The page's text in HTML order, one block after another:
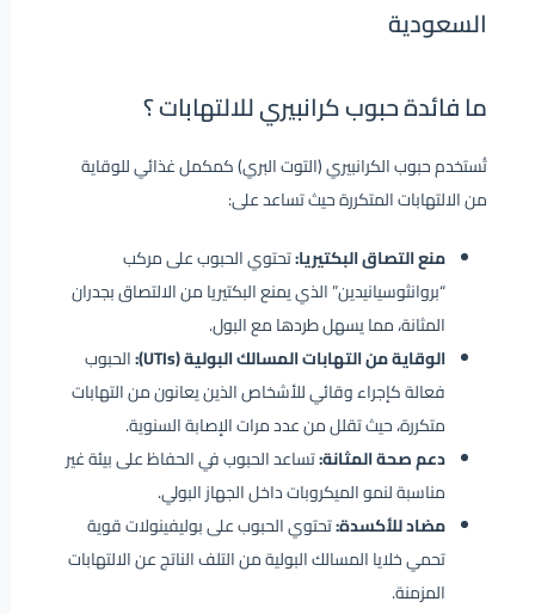
السعودية
ما فائدة حبوب كرانبيري للالتهابات ؟
تُستخدم حبوب الكرانبيري (التوت البري) كمكمل غذائي للوقاية
من الالتهابات المتكررة حيث تساعد على:
منع التصاق البكتيريا:تحتوي الحبوب على مركب
“بروانثوسيانيدين” الذي يمنع البكتيريا من الالتصاق بجدران
المثانة، مما يسهل طردها مع البول.
الوقاية من التهابات المسالك البولية (UTIs):
الحبوب
فعالة كإجراء وقائي للأشخاص الذين يعانون من التهابات
متكررة، حيث تقلل من عدد مرات الإصابة السنوية.
دعم صحة المثانة:تساعد الحبوب في الحفاظ على بيئة غير
مناسبة لنمو الميكروبات داخل الجهاز البولي.
مضاد للأكسدة:تحتوي الحبوب على بوليفينولات قوية
تحمي خلايا المسالك البولية من التلف الناتج عن الالتهابات
المزمنة.